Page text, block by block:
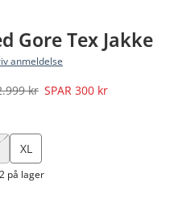
Gore Tex Jakke
anmeldelse
kr SPAR300 kr
XL
på lager